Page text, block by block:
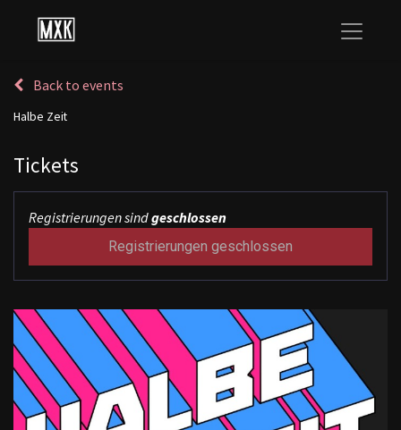
Back to events
Halbe Zeit
Tickets
Registrierungen sindgeschlossen
Registrierungen geschlossen